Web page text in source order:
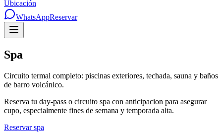
Ubicación
WhatsAppReservar
Spa
Circuito termal completo: piscinas exteriores, techada, sauna y baños
de barro volcánico.
Reserva tu day-pass o circuito spa con anticipacion para asegurar
cupo, especialmente fines de semana y temporada alta.
Reservar spa